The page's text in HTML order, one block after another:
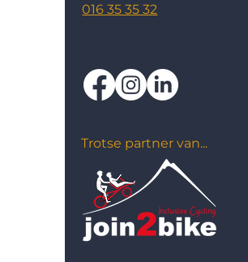
016 35 35 32
Trotse partner van...